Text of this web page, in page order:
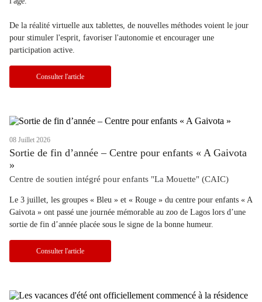
De la réalité virtuelle aux tablettes, de nouvelles méthodes voient le jour
pour stimuler l'esprit, favoriser l'autonomie et encourager une
participation active.
Consulter l'article
08 Juillet 2026
Sortie de fin d’année – Centre pour enfants « A Gaivota
»
Centre de soutien intégré pour enfants "La Mouette" (CAIC)
Le 3 juillet, les groupes « Bleu » et « Rouge » du centre pour enfants « A
Gaivota » ont passé une journée mémorable au zoo de Lagos lors d’une
sortie de fin d’année placée sous le signe de la bonne humeur.
Consulter l'article